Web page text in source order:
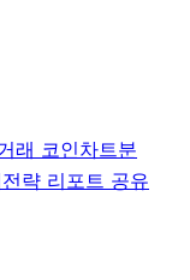
래 코인차트분
략 리포트 공유